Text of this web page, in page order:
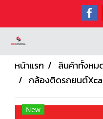
หน้าแรก สินค้าทั้งหม
กล้องติดรถยนต์
New